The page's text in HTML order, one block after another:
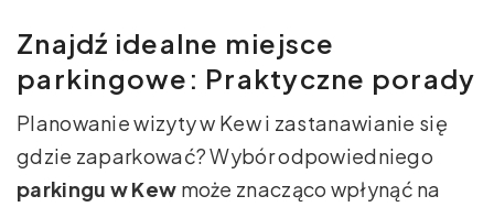
Znajdź idealne miejsce
parkingowe: Praktyczne porady
Planowanie wizyty w Kew i zastanawianie się
gdzie zaparkować? Wybór odpowiedniego
parkingu w Kew może znacząco wpłynąć na